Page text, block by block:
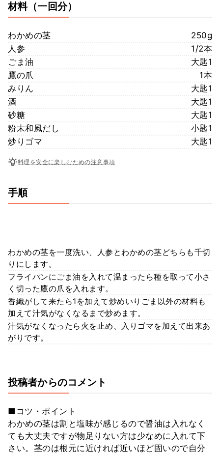
材料（一回分）
わかめの茎
250g
人参
1/2本
ごま油
大匙1
鷹の爪
1本
みりん
大匙1
酒
大匙1
砂糖
大匙1
粉末和風だし
小匙1
炒りゴマ
大匙1
料理を安全に楽しむための注意事項
手順
わかめの茎を一度洗い、人参とわかめの茎どちらも千切
りにします。
フライパンにごま油を入れて温まったら種を取って小さ
く切った鷹の爪を入れます。
香織がして来たら1を加えて炒めいりごま以外の材料も
加えて汁気がなくなるまで炒めます。
汁気がなくなったら火を止め、入りゴマを加えて出来あ
がりです。
投稿者からのコメント
■コツ・ポイント
わかめの茎は割と塩味が感じるので醤油は入れなく
ても大丈夫ですが物足りない方は少なめに入れて下
さい。茎のは根元に近ければ近いほど固いので自分